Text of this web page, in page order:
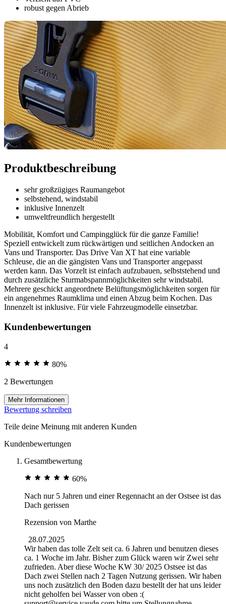
robust gegen Abrieb
Produktbeschreibung
sehr großzügiges Raumangebot
selbstehend, windstabil
inklusive Innenzelt
umweltfreundlich hergestellt
Mobilität, Komfort und Campingglück für die ganze Familie!
Speziell entwickelt zum rückwärtigen und seitlichen Andocken an
Vans und Transporter. Das Drive Van XT hat eine variable
Schleuse, die an die gängisten Vans und Transporter angepasst
werden kann. Das Vorzelt ist einfach aufzubauen, selbststehend und
durch zusätzliche Sturmabspannmöglichkeiten sehr windstabil.
Mehrere geschickt angeordnete Belüftungsmöglichkeiten sorgen für
ein angenehmes Raumklima und einen Abzug beim Kochen. Das
Innenzelt ist inklusive. Für viele Fahrzeugmodelle einsetzbar.
Kundenbewertungen
4
80%
2 Bewertungen
Mehr Informationen
Bewertung schreiben
Teile deine Meinung mit anderen Kunden
Kundenbewertungen
Gesamtbewertung
60%
Nach nur 5 Jahren und einer Regennacht an der Ostsee ist das
Dach gerissen
Rezension von Marthe
28.07.2025
Wir haben das tolle Zelt seit ca. 6 Jahren und benutzen dieses
ca. 1 Woche im Jahr. Bisher zum Glück waren wir Zwei sehr
zufrieden. Aber diese Woche KW 30/ 2025 Ostsee ist das
Dach zwei Stellen nach 2 Tagen Nutzung gerissen. Wir haben
uns noch zusätzlich den Boden dazu bestellt der hat uns leider
nicht geholfen bei Wasser von oben :(